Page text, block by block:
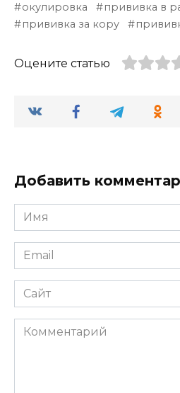
окулировка
прививка в
прививка за кору
Оцените статью
Добавить
Имя
*
Email
*
Сайт
Комментарий